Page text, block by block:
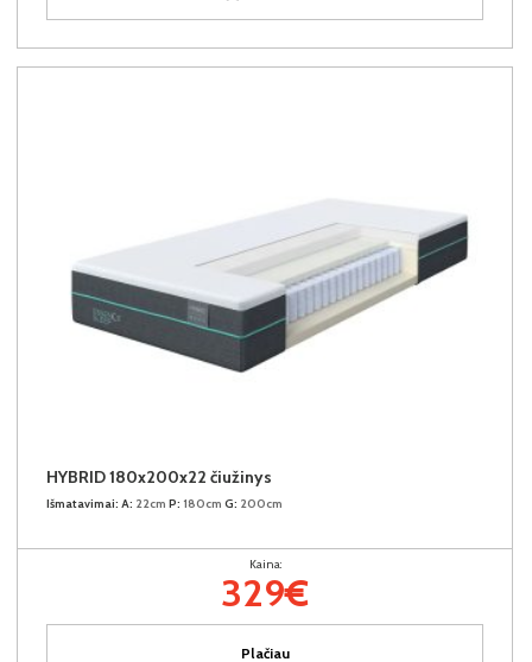
HYBRID 180x200x22 čiužinys
Išmatavimai: A: 22cm P: 180cm G: 200cm
Kaina:
329€
Plačiau